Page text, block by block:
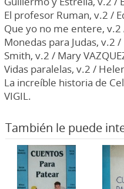
El profesor Ruman, v.2 /
Que yo no me entere, v.2
Monedas para Judas, v.2 /
Smith, v.2 / Mary
Vidas paralelas, v.2 /
La increíble historia de
VIGIL.
También le puede